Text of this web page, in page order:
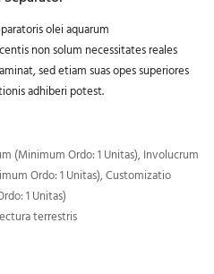
olei aquarum
non solum necessitates reales
sed etiam suas opes superiores
adhiberi potest.
(Minimum Ordo: 1 Unitas), Involucrum
Ordo: 1 Unitas), Customizatio
1 Unitas)
terrestris